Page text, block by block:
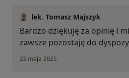
lek. Tomasz Majszyk
Bardzo dziękuję za opinię i
zawsze pozostaję do
22 maja 2025